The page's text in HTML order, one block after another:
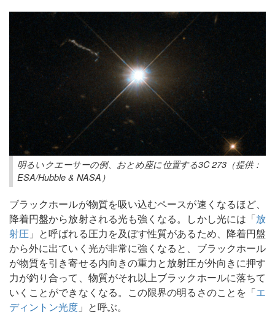
明るいクエーサーの例、おとめ座に位置する3C 273（提供：
ESA/Hubble & NASA）
ブラックホールが物質を吸い込むペースが速くなるほど、
降着円盤から放射される光も強くなる。しかし光には「放
射圧 」と呼ばれる圧力を及ぼす性質があるため、降着円盤
から外に出ていく光が非常に強くなると、ブラックホール
が物質を引き寄せる内向きの重力と放射圧が外向きに押す
力が釣り合って、物質がそれ以上ブラックホールに落ちて
いくことができなくなる。この限界の明るさのことを「エ
ディントン光度 」と呼ぶ。